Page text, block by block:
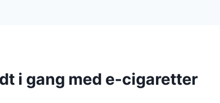
i gang med e-cigaretter